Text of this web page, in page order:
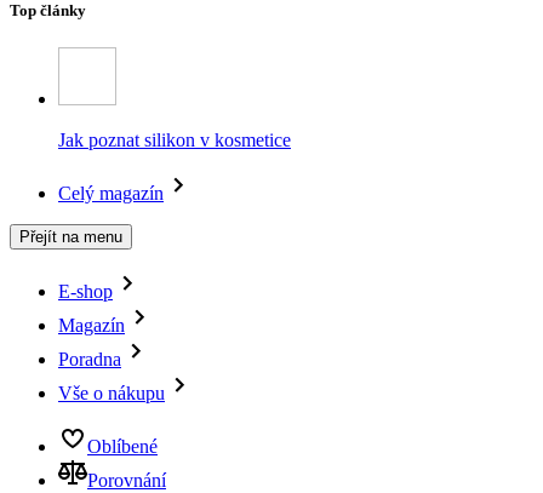
Top články
Jak poznat silikon v kosmetice
Celý magazín
Přejít na menu
E-shop
Magazín
Poradna
Vše o nákupu
Oblíbené
Porovnání